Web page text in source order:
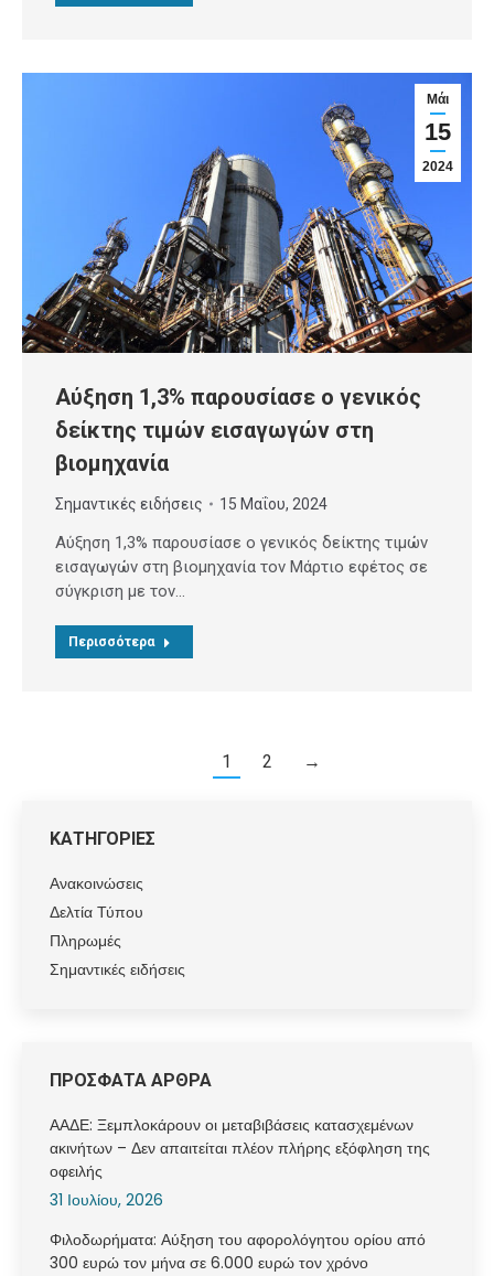
Μάι
15
2024
Αύξηση 1,3% παρουσίασε ο γενικός
δείκτης τιμών εισαγωγών στη
βιομηχανία
Σημαντικές ειδήσεις 15 Μαΐου, 2024
Αύξηση 1,3% παρουσίασε ο γενικός δείκτης τιμών
εισαγωγών στη βιομηχανία τον Μάρτιο εφέτος σε
σύγκριση με τον…
Περισσότερα
1 2 →
ΚΑΤΗΓΟΡΙΕΣ
Ανακοινώσεις
Δελτία Τύπου
Πληρωμές
Σημαντικές ειδήσεις
ΠΡΟΣΦΑΤΑ ΑΡΘΡΑ
ΑΑΔΕ: Ξεμπλοκάρουν οι μεταβιβάσεις κατασχεμένων
ακινήτων – Δεν απαιτείται πλέον πλήρης εξόφληση της
οφειλής
31 Ιουλίου, 2026
Φιλοδωρήματα: Αύξηση του αφορολόγητου ορίου από
300 ευρώ τον μήνα σε 6.000 ευρώ τον χρόνο